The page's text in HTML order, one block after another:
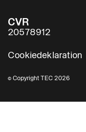
CVR
20578912
Cookiedeklaration
© Copyright TEC 2026